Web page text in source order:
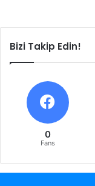
Bizi Takip Edin!
0
Fans